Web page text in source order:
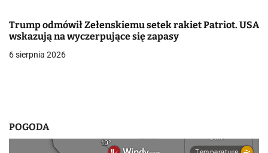
i
s
Trump odmówił Zełenskiemu setek rakiet Patriot. USA
wskazują na wyczerpujące się zapasy
6 sierpnia 2026
POGODA